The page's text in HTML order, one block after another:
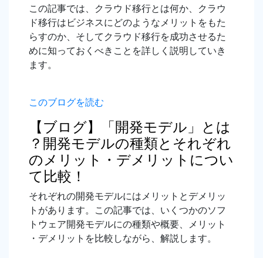
この記事では、クラウド移行とは何か、クラウ
ド移行はビジネスにどのようなメリットをもた
らすのか、そしてクラウド移行を成功させるた
めに知っておくべきことを詳しく説明していき
ます。
このブログを読む
【ブログ】「開発モデル」とは
？開発モデルの種類とそれぞれ
のメリット・デメリットについ
て比較！
それぞれの開発モデルにはメリットとデメリッ
トがあります。この記事では、いくつかのソフ
トウェア開発モデルにの種類や概要、メリット
・デメリットを比較しながら、解説します。